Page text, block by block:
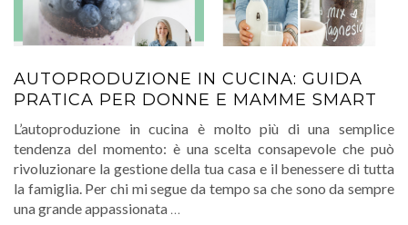
AUTOPRODUZIONE IN CUCINA: GUIDA
PRATICA PER DONNE E MAMME SMART
L’autoproduzione in cucina è molto più di una semplice
tendenza del momento: è una scelta consapevole che può
rivoluzionare la gestione della tua casa e il benessere di tutta
la famiglia. Per chi mi segue da tempo sa che sono da sempre
una grande appassionata …